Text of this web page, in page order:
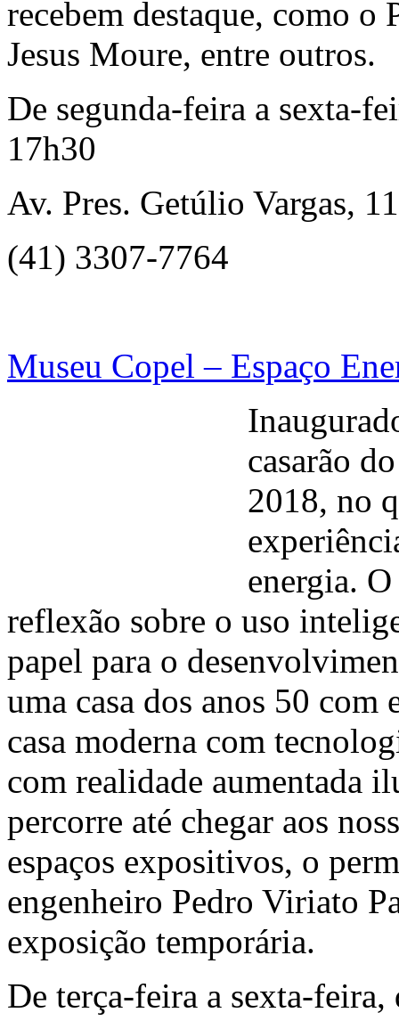
recebem destaque, como o
Jesus Moure, entre outros.
De segunda-feira a sexta-
17h30
Av. Pres. Getúlio Vargas,
(41) 3307-7764
Museu Copel – Espaço
casarão
2018, no
energia.
reflexão sobre o uso
papel para o
uma casa dos anos 50 com
casa moderna com
com realidade aumentada
percorre até chegar aos
espaços expositivos, o
engenheiro Pedro Viriato
exposição temporária.
De terça-feira a sexta-feira,